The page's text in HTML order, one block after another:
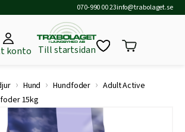
070-990 00 23info@trabolaget.se
konto Till startsidan
› Hund › Hundfoder › Adult Active
15kg